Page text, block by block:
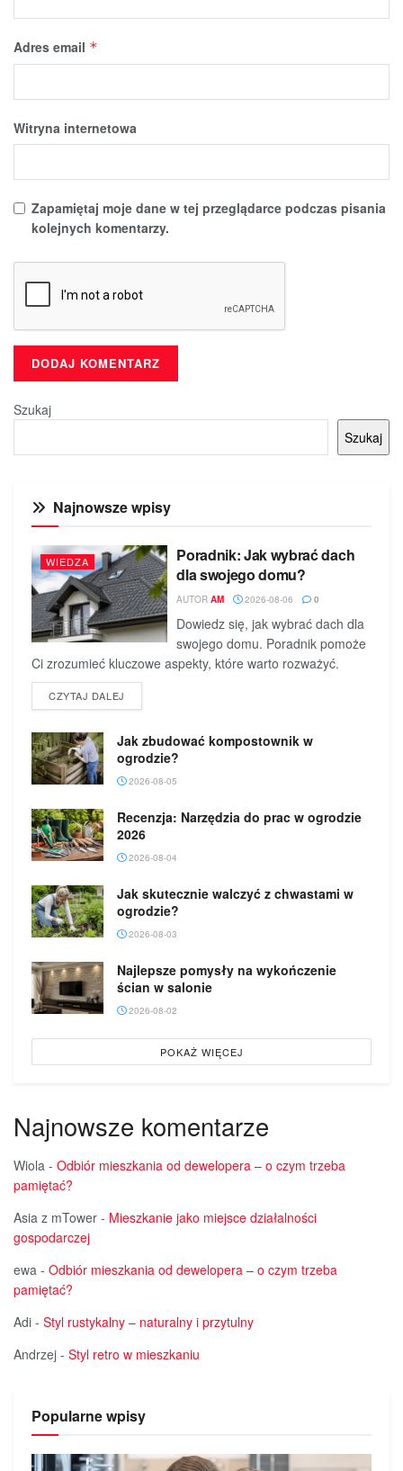
Adres email *
Witryna internetowa
Zapamiętaj moje dane w tej przeglądarce podczas pisania
kolejnych komentarzy.
Szukaj
Szukaj
Najnowsze wpisy
WIEDZA
Poradnik: Jak wybrać dach
dla swojego domu?
AUTOR AM 2026-08-06 0
Dowiedz się, jak wybrać dach dla
swojego domu. Poradnik pomoże
Ci zrozumieć kluczowe aspekty, które warto rozważyć.
CZYTAJ DALEJ
Jak zbudować kompostownik w
ogrodzie?
2026-08-05
Recenzja: Narzędzia do prac w ogrodzie
2026
2026-08-04
Jak skutecznie walczyć z chwastami w
ogrodzie?
2026-08-03
Najlepsze pomysły na wykończenie
ścian w salonie
2026-08-02
POKAŻ WIĘCEJ
Najnowsze komentarze
Wiola - Odbiór mieszkania od dewelopera – o czym trzeba
pamiętać?
Asia z mTower - Mieszkanie jako miejsce działalności
gospodarczej
ewa - Odbiór mieszkania od dewelopera – o czym trzeba
pamiętać?
Adi - Styl rustykalny – naturalny i przytulny
Andrzej - Styl retro w mieszkaniu
Popularne wpisy